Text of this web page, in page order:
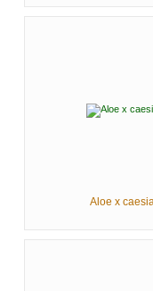
Aloe x